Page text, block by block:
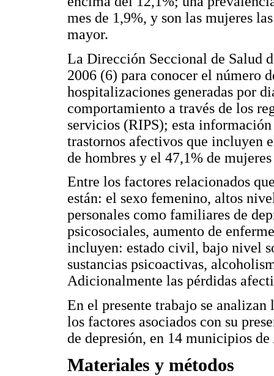
mes de 1,9%, y son las mujeres
mayor.
La Dirección Seccional de Salud
2006 (6) para conocer el número
hospitalizaciones generadas por
comportamiento a través de los
servicios (RIPS); esta
trastornos afectivos que incluyen
de hombres y el 47,1% de
Entre los factores relacionados
están: el sexo femenino, altos
personales como familiares de
psicosociales, aumento de
incluyen: estado civil, bajo nivel
sustancias psicoactivas,
Adicionalmente las pérdidas
En el presente trabajo se
los factores asociados con su
de depresión, en 14 municipios
Materiales y métodos